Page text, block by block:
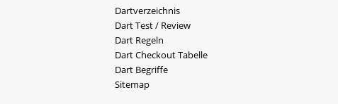
Dartverzeichnis
Dart Test / Review
Dart Regeln
Dart Checkout Tabelle
Dart Begriffe
Sitemap